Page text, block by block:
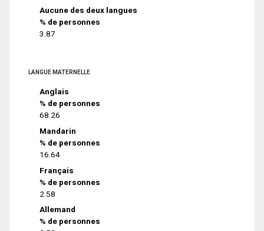
Aucune des deux langues
% de personnes
3.87
LANGUE MATERNELLE
Anglais
% de personnes
68.26
Mandarin
% de personnes
16.64
Français
% de personnes
2.58
Allemand
% de personnes